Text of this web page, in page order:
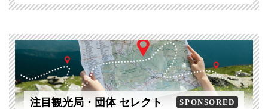
注目観光局・団体 セレクト SPONSORED